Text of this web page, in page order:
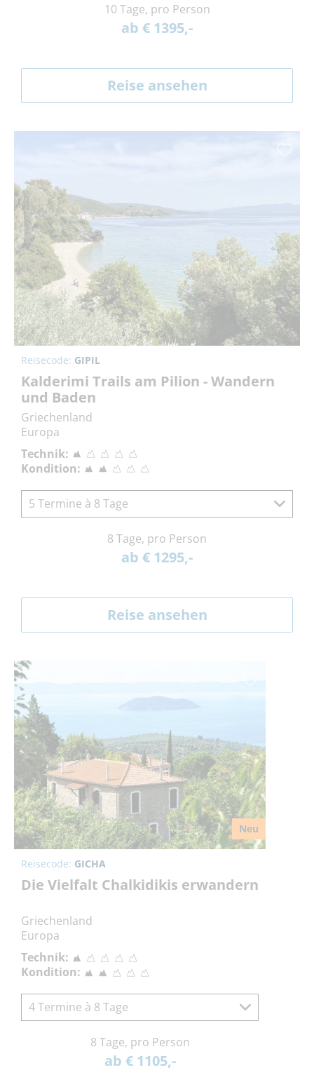
10 Tage, pro Person
ab € 1395,-
Reise ansehen
Reisecode: GIPIL
Kalderimi Trails am Pilion - Wandern
und Baden
Griechenland
Europa
Technik:
Kondition:
5 Termine à 8 Tage
8 Tage, pro Person
ab € 1295,-
Reise ansehen
Neu
Reisecode: GICHA
Die Vielfalt Chalkidikis erwandern
Griechenland
Europa
Technik:
Kondition:
4 Termine à 8 Tage
8 Tage, pro Person
ab € 1105,-